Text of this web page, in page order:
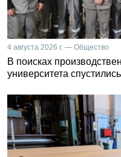
4 августа 2026 г. — Общество
В поисках
университета